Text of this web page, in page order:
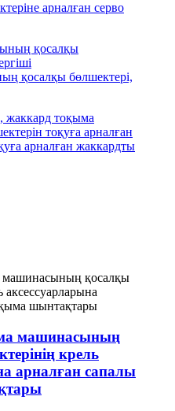
арналған серво
қосалқы бөлшектері,
арналған жаккардты
машинасының
крель
арналған сапалы